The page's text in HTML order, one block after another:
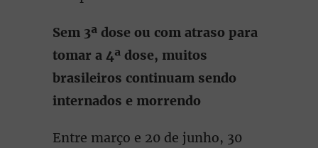
Sem 3ª dose ou com atraso para
tomar a 4ª dose, muitos
brasileiros continuam sendo
internados e morrendo
Entre março e 20 de junho, 30